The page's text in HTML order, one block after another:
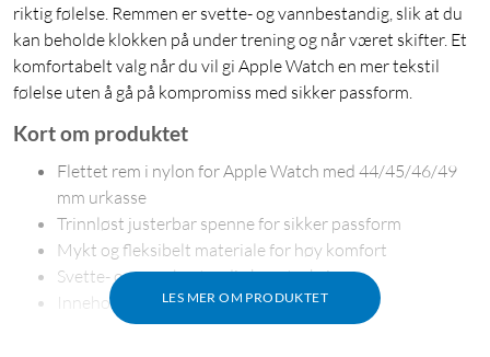
riktig følelse. Remmen er svette- og vannbestandig, slik at du
kan beholde klokken på under trening og når været skifter. Et
komfortabelt valg når du vil gi Apple Watch en mer tekstil
følelse uten å gå på kompromiss med sikker passform.
LES MER OM PRODUKTET
Kort om produktet
Flettet rem i nylon for Apple Watch med 44/45/46/49
mm urkasse
Trinnløst justerbar spenne for sikker passform
Mykt og fleksibelt materiale for høy komfort
Svette- og vannbestandig konstruksjon
Inneholder 32 % resirkulert materiale